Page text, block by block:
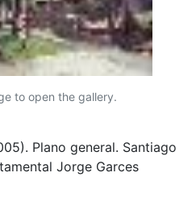
to open the gallery.
Plano general. Santiago
Jorge Garces